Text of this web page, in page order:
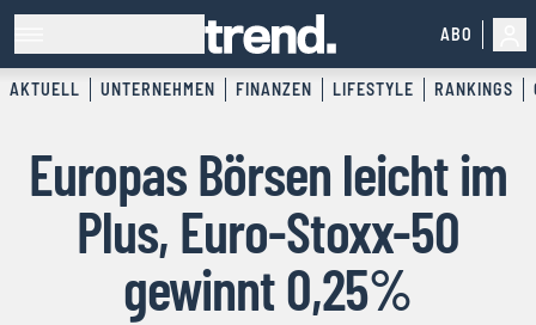
ABO
AKTUELL UNTERNEHMEN FINANZEN LIFESTYLE RANKINGS
Europas Börsen leicht im
Plus, Euro-Stoxx-50
gewinnt 0,25%